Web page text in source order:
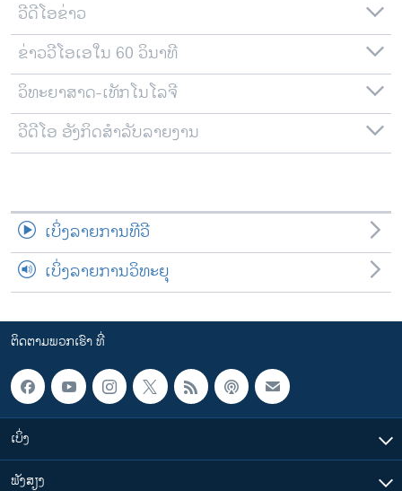
ວີດີໂອຂ່າວ
ຂ່າວວີໂອເອໃນ 60 ວິນາທີ
ວິທະຍາສາດ-ເທັກໂນໂລຈີ
ວີດີໂອ ອັງກິດສຳລັບລາຍງານ
ເບິ່ງລາຍການທີວີ
ເບິ່ງລາຍການວິທະຍຸ
ຕິດຕາມພວກເຮົາ ທີ່
ເບິ່ງ
ຟັງສຽງ